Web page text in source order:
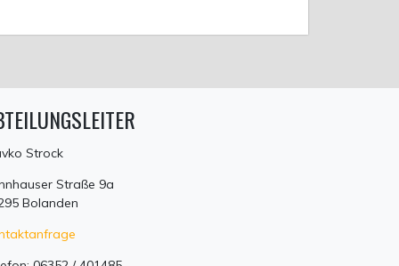
Strock
Straße 9a
Bolanden